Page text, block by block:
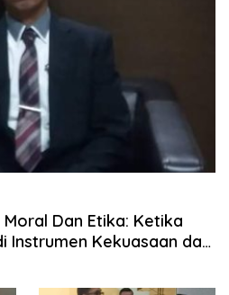
Dan Etika: Ketika
Instrumen Kekuasaan dan